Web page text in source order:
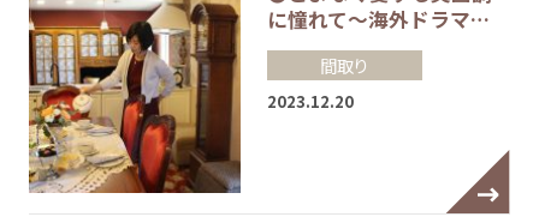
に憧れて～海外ドラマ…
間取り
2023.12.20